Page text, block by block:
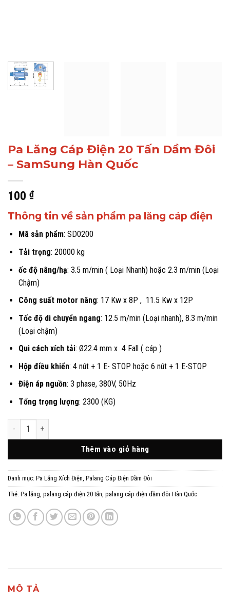
Pa Lăng Cáp Điện 20 Tấn Dầm Đôi
– SamSung Hàn Quốc
100 ₫
Thông tin về sản phẩm pa lăng cáp điện
Mã sản phẩm: SD0200
Tải trọng: 20000 kg
ốc độ nâng/hạ: 3.5 m/min ( Loại Nhanh) hoặc 2.3 m/min (Loại
Chậm)
Công suất motor nâng: 17 Kw x 8P , 11.5 Kw x 12P
Tốc độ di chuyển ngang: 12.5 m/min (Loại nhanh), 8.3 m/min
(Loại chậm)
Qui cách xích tải: Ø22.4 mm x 4 Fall ( cáp )
Hộp điều khiển: 4 nút + 1 E- STOP hoặc 6 nút + 1 E-STOP
Điện áp nguồn: 3 phase, 380V, 50Hz
Tổng trọng lượng: 2300 (KG)
Pa Lăng Cáp Điện 20 Tấn Dầm Đôi - SamSung Hàn Quốc số lượng
Thêm vào giỏ hàng
Danh mục: Pa Lăng Xích Điện Palang Cáp Điện Dầm Đôi
Thẻ: Pa lăng palang cáp điện 20 tấn palang cáp điện dầm đôi Hàn Quốc
MÔ TẢ